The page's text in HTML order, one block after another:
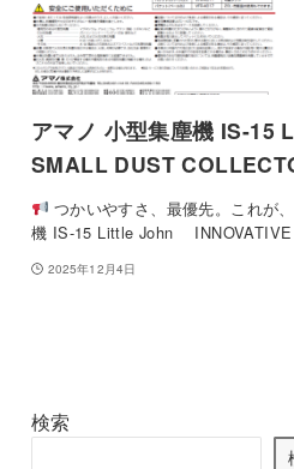
アマノ 小型集塵機 IS-
SMALL DUST
つかいやすさ、最優先。これが
機 IS-15 Little John
2025年12月4日
検索